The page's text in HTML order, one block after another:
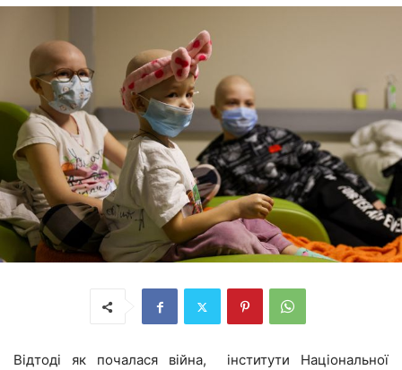
Відтоді як почалася війна, інститути Національної